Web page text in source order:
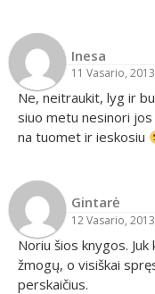
Inesa
11 Vasario,
Ne, neitraukit, lyg ir
siuo metu nesinori
na tuomet ir ieskosiu
Gintarė
12 Vasario,
Noriu šios knygos.
žmogų, o visiškai
perskaičius.